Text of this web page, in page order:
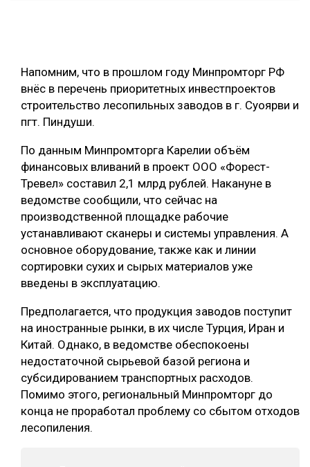
ЛОГИСТИКА
ПРОИЗВОДСТВО ДРЕВЕСНЫХ ПЛИТ
КОМПЛЕКСНАЯ ПЕРЕРАБОТКА
ЛЕСОПИЛЕНИЕ
ДЕРЕВЯННОЕ ДОМОСТРОЕНИЕ
БЕЗОПАСНОЕ ПРОИЗВОДСТВО
СОРТИРОВКА ДРЕВЕСИНЫ
Напомним, что в прошлом году Минпромторг РФ
внёс в перечень приоритетных инвестпроектов
строительство лесопильных заводов в г. Суоярви и
пгт. Пиндуши.
По данным Минпромторга Карелии объём
финансовых вливаний в проект ООО «Форест-
Тревел» составил 2,1 млрд рублей. Накануне в
ведомстве сообщили, что сейчас на
производственной площадке рабочие
устанавливают сканеры и системы управления. А
основное оборудование, также как и линии
сортировки сухих и сырых материалов уже
введены в эксплуатацию.
Предполагается, что продукция заводов поступит
на иностранные рынки, в их числе Турция, Иран и
Китай. Однако, в ведомстве обеспокоены
недостаточной сырьевой базой региона и
субсидированием транспортных расходов.
Помимо этого, региональный Минпромторг до
конца не проработал проблему со сбытом отходов
лесопиления.